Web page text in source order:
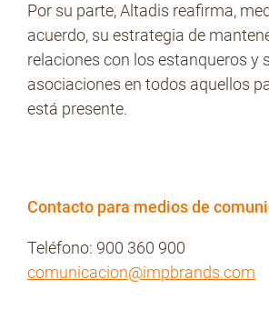
Por su parte, Altadis reafirma,
acuerdo, su estrategia de
relaciones con los estanqueros y
asociaciones en todos aquellos
está presente.
Contacto para medios de
Teléfono: 900 360 900
comunicacion@impbrands.com